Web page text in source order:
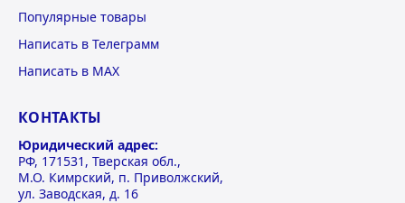
Популярные товары
Написать в Телеграмм
Написать в MAX
КОНТАКТЫ
Юридический адрес:
РФ, 171531, Тверская обл.,
М.О. Кимрский, п. Приволжский,
ул. Заводская, д. 16